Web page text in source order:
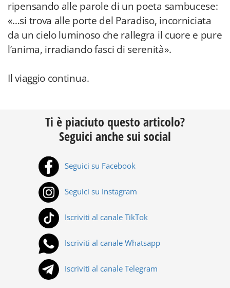
ripensando alle parole di un poeta sambucese:
«…si trova alle porte del Paradiso, incorniciata
da un cielo luminoso che rallegra il cuore e pure
l’anima, irradiando fasci di serenità».
Il viaggio continua.
Ti è piaciuto questo articolo?
Seguici anche sui social
Seguici su Facebook
Seguici su Instagram
Iscriviti al canale TikTok
Iscriviti al canale Whatsapp
Iscriviti al canale Telegram